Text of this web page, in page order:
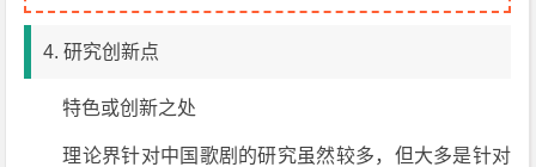
4. 研究创新点
特色或创新之处
理论界针对中国歌剧的研究虽然较多，但大多是针对